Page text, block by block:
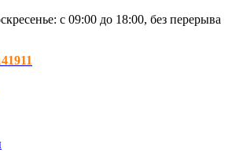
с 09:00 до 18:00, без перерыва